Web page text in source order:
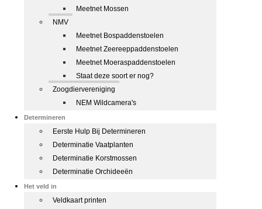
Meetnet Mossen
NMV
Meetnet Bospaddenstoelen
Meetnet Zeereeppaddenstoelen
Meetnet Moeraspaddenstoelen
Staat deze soort er nog?
Zoogdiervereniging
NEM Wildcamera's
Determineren
Eerste Hulp Bij Determineren
Determinatie Vaatplanten
Determinatie Korstmossen
Determinatie Orchideeën
Het veld in
Veldkaart printen